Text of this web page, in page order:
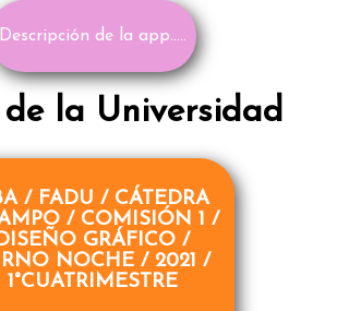
Descripción de la app.....
la Universidad
/ FADU / CÁTEDRA
/ COMISIÓN 1 /
DISEÑO GRÁFICO /
NOCHE / 2021 /
1°CUATRIMESTRE